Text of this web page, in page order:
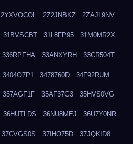
2YXVOCOL 2Z2JNBKZ 2ZAJL9NV
31BVSCBT 31L8FP95 31M0MR2X
336RPFHA 33ANXYRH 33CR504T
3404O7P1 3478760D 34F92RUM
357AGF1F 35AF37G3 35HVS0VG
36HUTLDS 36NU8MEJ 36U7Y0NR
37CVGS0S 37IHO75D 37JQKID8